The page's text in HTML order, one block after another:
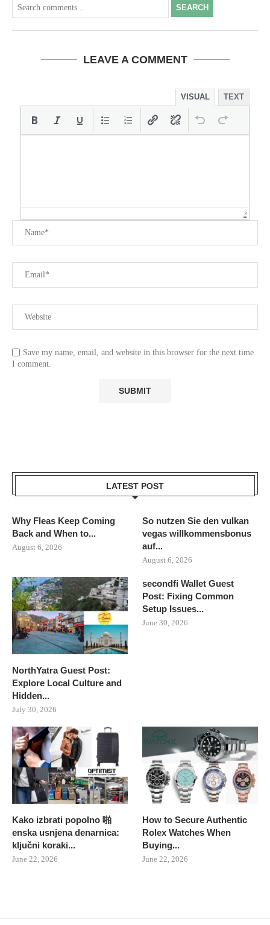
SEARCH
LEAVE A COMMENT
VISUAL TEXT
Save my name, email, and website in this browser for the next time
I comment.
LATEST POST
Why Fleas Keep Coming
Back and When to...
August 6, 2026
So nutzen Sie den vulkan
vegas willkommensbonus
auf...
August 6, 2026
NorthYatra Guest Post:
Explore Local Culture and
Hidden...
July 30, 2026
secondfi Wallet Guest
Post: Fixing Common
Setup Issues...
June 30, 2026
Kako izbrati popolno 啪
enska usnjena denarnica:
ključni koraki...
June 22, 2026
How to Secure Authentic
Rolex Watches When
Buying...
June 22, 2026